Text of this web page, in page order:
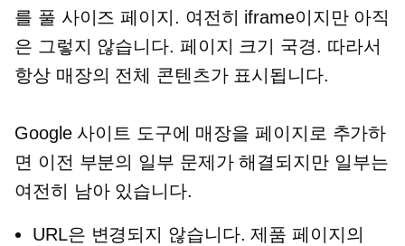
를 풀 사이즈 페이지. 여전히 iframe이지만 아직
은 그렇지 않습니다. 페이지 크기
국경. 따라서
항상 매장의 전체 콘텐츠가 표시됩니다.
Google 사이트 도구에 매장을 페이지로 추가하
면 이전 부분의 일부 문제가 해결되지만 일부는
여전히 남아 있습니다.
URL은 변경되지 않습니다. 제품 페이지의